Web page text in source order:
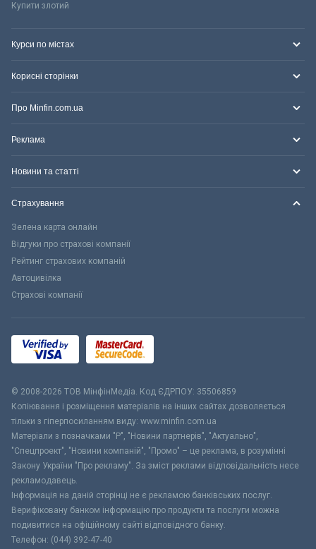
Купити злотий
Курси по містах
Корисні сторінки
Про Minfin.com.ua
Реклама
Новини та статті
Страхування
Зелена карта онлайн
Відгуки про страхові компанії
Рейтинг страхових компаній
Автоцивілка
Страхові компанії
© 2008-2026 ТОВ МiнфiнМедiа. Код ЄДРПОУ: 35506859
Копіювання і розміщення матеріалів на інших сайтах дозволяється
тільки з гіперпосиланням виду: www.minfin.com.ua
Матеріали з позначками "Р", "Новини партнерів", "Актуально",
"Спецпроект", "Новини компаній", "Промо" – це реклама, в розумінні
Закону України "Про рекламу". За зміст реклами відповідальність несе
рекламодавець.
Інформація на даній сторінці не є рекламою банківських послуг.
Верифіковану банком інформацію про продукти та послуги можна
подивитися на офіційному сайті відповідного банку.
Телефон: (044) 392-47-40